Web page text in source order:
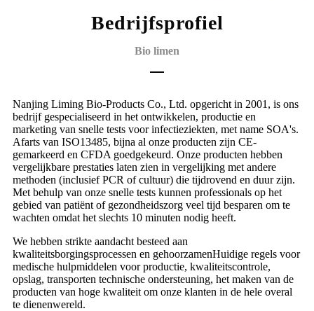
Bedrijfsprofiel
Bio limen
Nanjing Liming Bio-Products Co., Ltd. opgericht in 2001, is ons
bedrijf gespecialiseerd in het ontwikkelen, productie en
marketing van snelle tests voor infectieziekten, met name SOA's.
Afarts van ISO13485, bijna al onze producten zijn CE-
gemarkeerd en CFDA goedgekeurd. Onze producten hebben
vergelijkbare prestaties laten zien in vergelijking met andere
methoden (inclusief PCR of cultuur) die tijdrovend en duur zijn.
Met behulp van onze snelle tests kunnen professionals op het
gebied van patiënt of gezondheidszorg veel tijd besparen om te
wachten omdat het slechts 10 minuten nodig heeft.
We hebben strikte aandacht besteed aan
kwaliteitsborgingsprocessen en gehoorzamenHuidige regels voor
medische hulpmiddelen voor productie, kwaliteitscontrole,
opslag, transporten technische ondersteuning, het maken van de
producten van hoge kwaliteit om onze klanten in de hele overal
te dienenwereld.